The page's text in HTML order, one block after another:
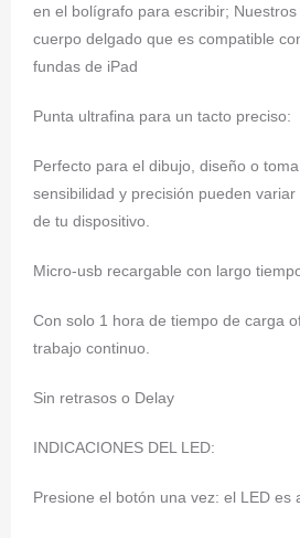
en el bolígrafo para escribir;
cuerpo delgado que es compatible
fundas de iPad
Punta ultrafina para un tacto preciso:
Perfecto para el dibujo, diseño o
sensibilidad y precisión pueden
de tu dispositivo.
Micro-usb recargable con largo
Con solo 1 hora de tiempo de carga
trabajo continuo.
Sin retrasos o Delay
INDICACIONES DEL LED:
Presione el botón una vez: el LED es